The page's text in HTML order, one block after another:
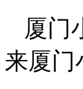
厦门
来厦门